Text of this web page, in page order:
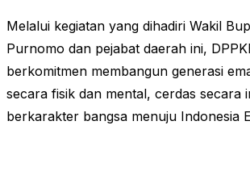
Melalui kegiatan yang dihadiri Wakil
Purnomo dan pejabat daerah ini,
berkomitmen membangun generasi
secara fisik dan mental, cerdas secara
berkarakter bangsa menuju Indonesia